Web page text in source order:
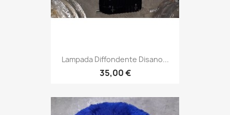
Lampada Diffondente Disano...
35,00 €